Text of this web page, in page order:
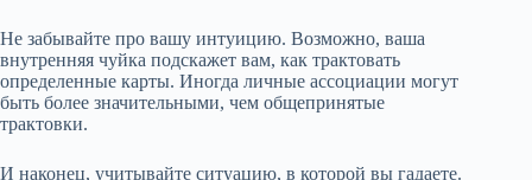
Не забывайте про вашу интуицию. Возможно, ваша
внутренняя чуйка подскажет вам, как трактовать
определенные карты. Иногда личные ассоциации могут
быть более значительными, чем общепринятые
трактовки.
И наконец, учитывайте ситуацию, в которой вы гадаете.